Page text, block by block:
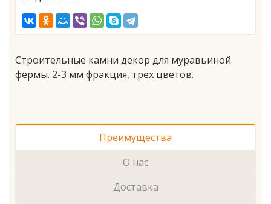
Строительные камни декор для муравьиной
фермы. 2-3 мм фракция, трех цветов.
Преимущества
О нас
Доставка